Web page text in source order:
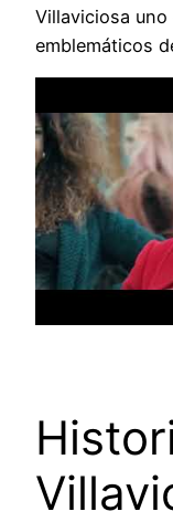
Villaviciosa
emblemáticos